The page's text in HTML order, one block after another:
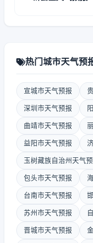
热门城市天气预
宣城市天气预报
深圳市天气预报
曲靖市天气预报
益阳市天气预报
玉树藏族自治州天气
包头市天气预报
台南市天气预报
苏州市天气预报
晋城市天气预报